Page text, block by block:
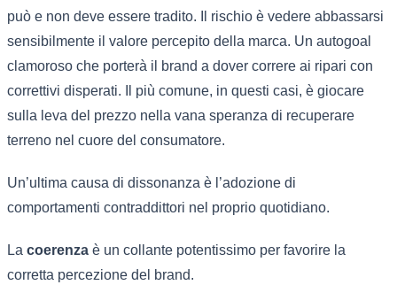
può e non deve essere tradito. Il rischio è vedere abbassarsi
sensibilmente il valore percepito della marca. Un autogoal
clamoroso che porterà il brand a dover correre ai ripari con
correttivi disperati. Il più comune, in questi casi, è giocare
sulla leva del prezzo nella vana speranza di recuperare
terreno nel cuore del consumatore.
Un’ultima causa di dissonanza è l’adozione di
comportamenti contraddittori nel proprio quotidiano.
La coerenza è un collante potentissimo per favorire la
corretta percezione del brand.